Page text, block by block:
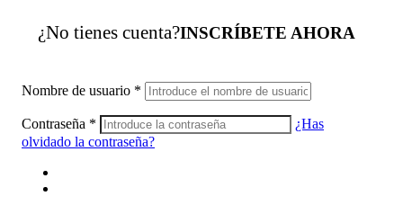
¿No tienes cuenta?INSCRÍBETE AHORA
Nombre de usuario *
Contraseña *
¿Has
olvidado la contraseña?